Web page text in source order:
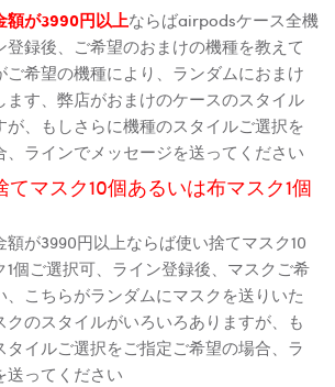
額が3990円以上ならばairpodsケース全機
録後、ご希望のおまけの機種を教えて
ご希望の機種により、ランダムにおまけ
ます、弊店がおまけのケースのスタイル
が、もしさらに機種のスタイルご選択を
、ラインでメッセージを送ってください
マスク10個あるいは布マスク1個
額が3990円以上ならば使い捨てマスク10
個ご選択可、ライン登録後、マスクご希
こちらがランダムにマスクを送りいた
クのスタイルがいろいろありますが、も
タイルご選択をご指定ご希望の場合、ラ
送ってください